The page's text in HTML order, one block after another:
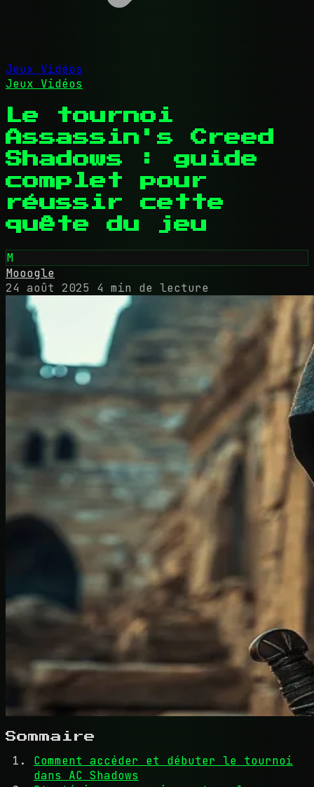
Jeux Vidéos
Jeux Vidéos
Le tournoi
Assassin's Creed
Shadows : guide
complet pour
réussir cette
quête du jeu
M
Mooogle
24 août 2025
4 min de lecture
Sommaire
Comment accéder et débuter le tournoi
dans AC Shadows